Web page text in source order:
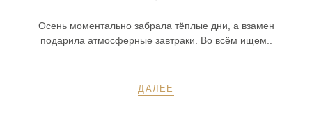
Осень моментально забрала тёплые дни, а взамен
подарила атмосферные завтраки. Во всём ищем..
ДАЛЕЕ